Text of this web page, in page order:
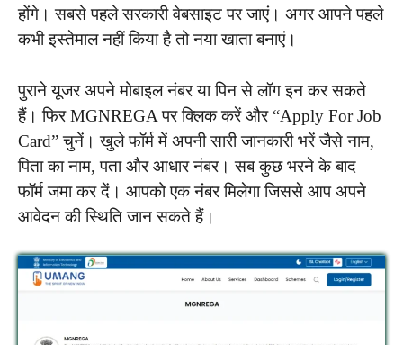
होंगे। सबसे पहले सरकारी वेबसाइट पर जाएं। अगर आपने पहले
कभी इस्तेमाल नहीं किया है तो नया खाता बनाएं।
पुराने यूजर अपने मोबाइल नंबर या पिन से लॉग इन कर सकते
हैं। फिर MGNREGA पर क्लिक करें और “Apply For Job
Card” चुनें। खुले फॉर्म में अपनी सारी जानकारी भरें जैसे नाम,
पिता का नाम, पता और आधार नंबर। सब कुछ भरने के बाद
फॉर्म जमा कर दें। आपको एक नंबर मिलेगा जिससे आप अपने
आवेदन की स्थिति जान सकते हैं।